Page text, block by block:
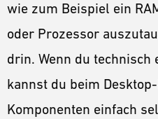
wie zum Beispiel ein
oder Prozessor
drin. Wenn du
kannst du beim
Komponenten einfach